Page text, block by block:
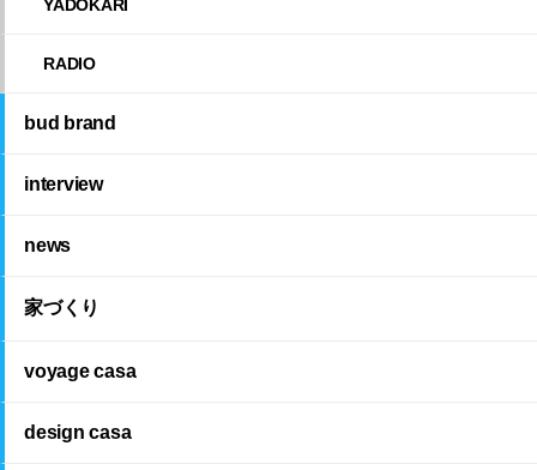
YADOKARI
RADIO
bud brand
interview
news
家づくり
voyage casa
design casa